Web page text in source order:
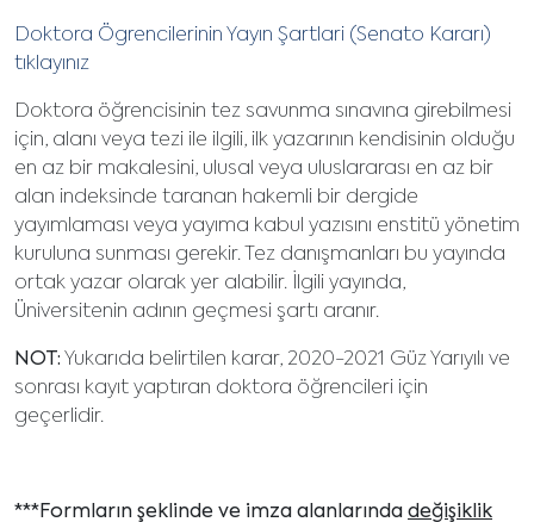
Doktora Ögrencilerinin Yayın Şartlari (Senato Kararı)
tıklayınız
Doktora öğrencisinin tez savunma sınavına girebilmesi
için, alanı veya tezi ile ilgili, ilk yazarının kendisinin olduğu
en az bir makalesini, ulusal veya uluslararası en az bir
alan indeksinde taranan hakemli bir dergide
yayımlaması veya yayıma kabul yazısını enstitü yönetim
kuruluna sunması gerekir. Tez danışmanları bu yayında
ortak yazar olarak yer alabilir. İlgili yayında,
Üniversitenin adının geçmesi şartı aranır.
NOT: Yukarıda belirtilen karar, 2020-2021 Güz Yarıyılı ve
sonrası kayıt yaptıran doktora öğrencileri için
geçerlidir.
***Formların şeklinde ve imza alanlarında değişiklik